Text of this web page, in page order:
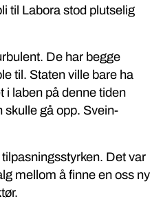
til Labora stod plutselig
De har begge
til. Staten ville bare ha
i laben på denne tiden
skulle gå opp. Svein-
Det var
mellom å finne en oss ny